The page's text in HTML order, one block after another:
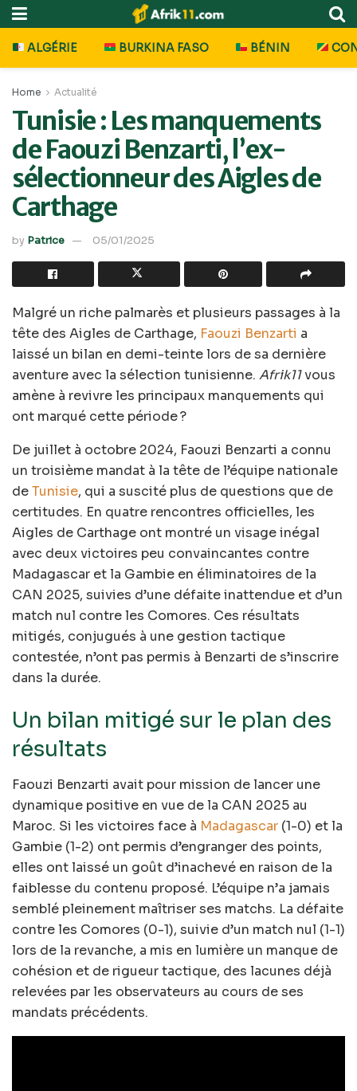
ALGÉRIE BURKINA FASO BÉNIN
Home Actualité
Tunisie : Les manquements
de Faouzi Benzarti, l’ex-
sélectionneur des Aigles de
Carthage
by Patrice 05/01/2025
Malgré un riche palmarès et plusieurs passages à la
tête des Aigles de Carthage, Faouzi Benzarti a
laissé un bilan en demi-teinte lors de sa dernière
aventure avec la sélection tunisienne. Afrik11vous
amène à revivre les principaux manquements qui
ont marqué cette période ?
De juillet à octobre 2024, Faouzi Benzarti a connu
un troisième mandat à la tête de l’équipe nationale
deTunisie, qui a suscité plus de questions que de
certitudes. En quatre rencontres officielles, les
Aigles de Carthage ont montré un visage inégal
avec deux victoires peu convaincantes contre
Madagascar et la Gambie en éliminatoires de la
CAN 2025, suivies d’une défaite inattendue et d’un
match nul contre les Comores. Ces résultats
mitigés, conjugués à une gestion tactique
contestée, n’ont pas permis à Benzarti de s’inscrire
dans la durée.
Un bilan mitigé sur le plan des
résultats
Faouzi Benzarti avait pour mission de lancer une
dynamique positive en vue de la CAN 2025 au
Maroc. Si les victoires face à Madagascar (1-0) et la
Gambie (1-2) ont permis d’engranger des points,
elles ont laissé un goût d’inachevé en raison de la
faiblesse du contenu proposé. L’équipe n’a jamais
semblé pleinement maîtriser ses matchs. La défaite
contre les Comores (0-1), suivie d’un match nul (1-1)
lors de la revanche, a mis en lumière un manque de
cohésion et de rigueur tactique, des lacunes déjà
relevées par les observateurs au cours de ses
mandats précédents.